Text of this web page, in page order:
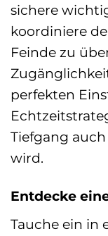
sichere
koordiniere
Feinde zu
perfekten
Tiefgang
wird.
Entdecke
Tauche ein in